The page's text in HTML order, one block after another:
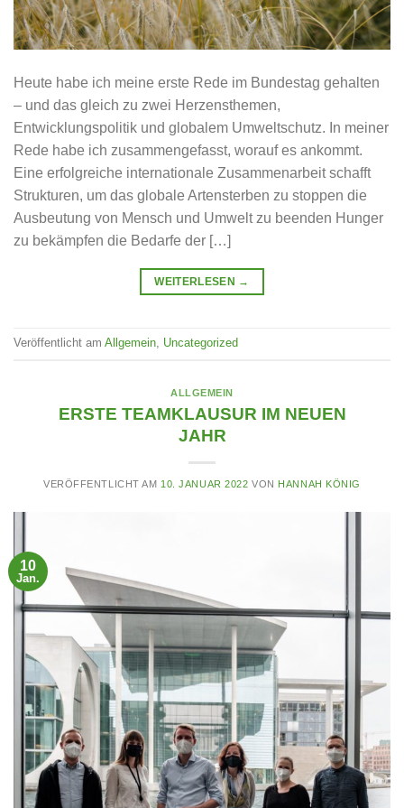
Heute habe ich meine erste Rede im Bundestag gehalten
– und das gleich zu zwei Herzensthemen,
Entwicklungspolitik und globalem Umweltschutz. In meiner
Rede habe ich zusammengefasst, worauf es ankommt.
Eine erfolgreiche internationale Zusammenarbeit schafft
Strukturen, um das globale Artensterben zu stoppen die
Ausbeutung von Mensch und Umwelt zu beenden Hunger
zu bekämpfen die Bedarfe der […]
WEITERLESEN →
Veröffentlicht am Allgemein, Uncategorized
ALLGEMEIN
ERSTE TEAMKLAUSUR IM NEUEN
JAHR
VERÖFFENTLICHT AM 10. JANUAR 2022 VON HANNAH KÖNIG
10
Jan.